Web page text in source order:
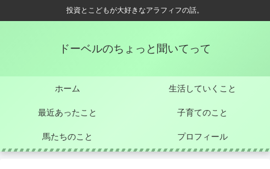
投資とこどもが大好きなアラフィフの話。
ドーベルのちょっと聞いてって
ホーム 生活していくこと
最近あったこと 子育てのこと
馬たちのこと プロフィール